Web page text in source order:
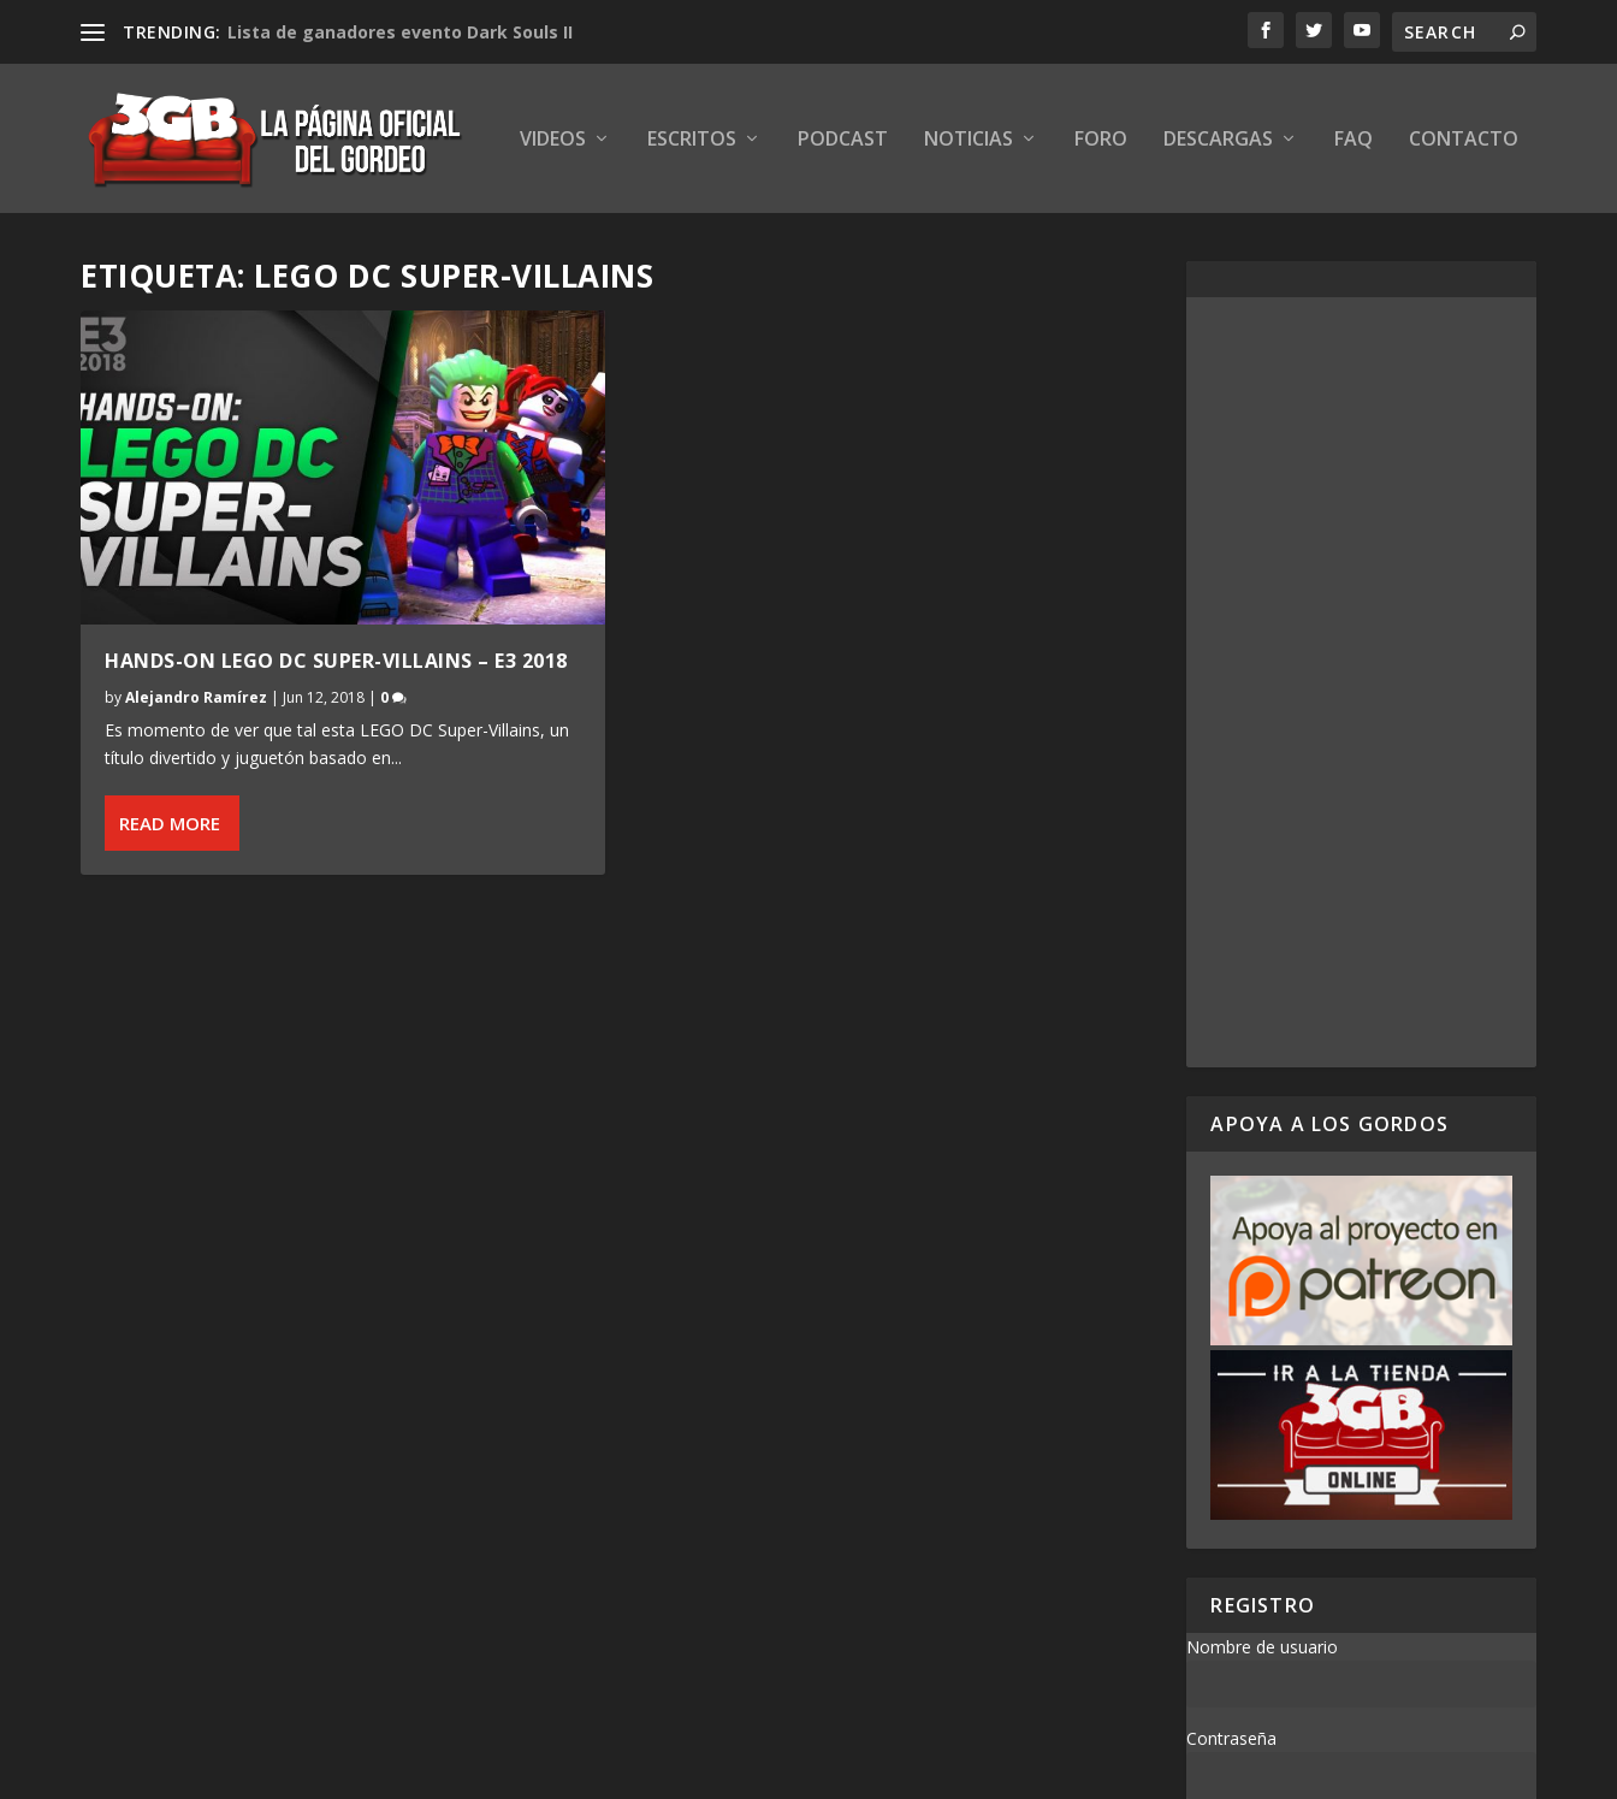
TRENDING: Lista de ganadores evento Dark Souls II
VIDEOS ESCRITOS PODCAST NOTICIAS FORO DESCARGAS FAQ CONTACTO
ETIQUETA: LEGO DC SUPER-VILLAINS
HANDS-ON LEGO DC SUPER-VILLAINS – E3 2018
byAlejandro Ramírez | Jun 12, 2018 | 0
Es momento de ver que tal esta LEGO DC Super-Villains, un
título divertido y juguetón basado en...
READ MORE
APOYA A LOS GORDOS
REGISTRO
Nombre de usuario
Contraseña